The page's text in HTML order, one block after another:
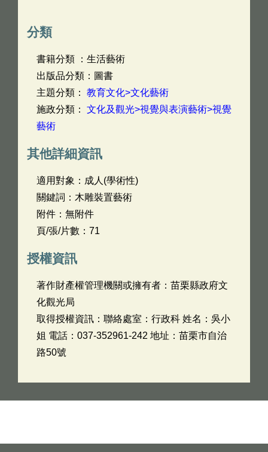
分類
書籍分類 ：生活藝術
出版品分類：圖書
主題分類： 教育文化>文化藝術
施政分類： 文化及觀光>視覺與表演藝術>視覺
藝術
其他詳細資訊
適用對象：成人(學術性)
關鍵詞：木雕裝置藝術
附件：無附件
頁/張/片數：71
授權資訊
著作財產權管理機關或擁有者：苗栗縣政府文
化觀光局
取得授權資訊：聯絡處室：行政科 姓名：吳小
姐 電話：037-352961-242 地址：苗栗市自治
路50號